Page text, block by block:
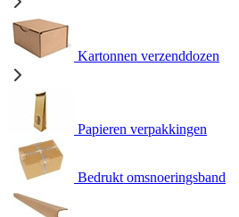
Kartonnen verzenddozen
Papieren verpakkingen
Bedrukt omsnoeringsband